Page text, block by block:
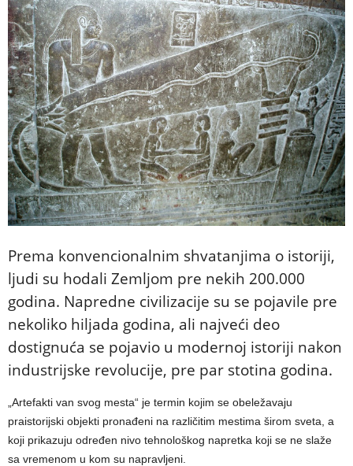
Prema konvencionalnim shvatanjima o istoriji,
ljudi su hodali Zemljom pre nekih 200.000
godina. Napredne civilizacije su se pojavile pre
nekoliko hiljada godina, ali najveći deo
dostignuća se pojavio u modernoj istoriji nakon
industrijske revolucije, pre par stotina godina.
„Artefakti van svog mesta“ je termin kojim se obeležavaju
praistorijski objekti pronađeni na različitim mestima širom sveta, a
koji prikazuju određen nivo tehnološkog napretka koji se ne slaže
sa vremenom u kom su napravljeni.